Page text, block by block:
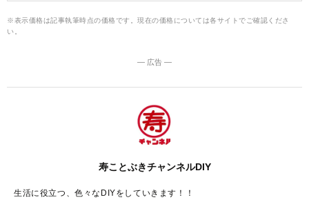
※表示価格は記事執筆時点の価格です。現在の価格については各サイトでご確認くださ
い。
― 広告 ―
寿ことぶきチャンネルDIY
生活に役立つ、色々なDIYをしていきます！！